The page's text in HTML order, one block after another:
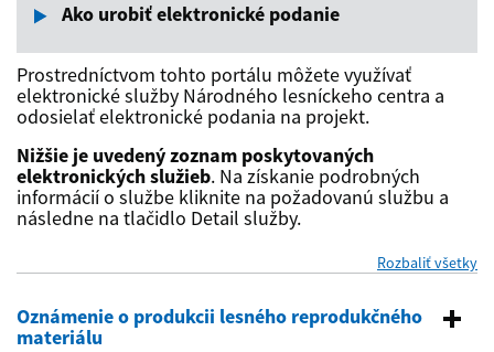
Prostredníctvom tohto portálu môžete využívať
elektronické služby Národného lesníckeho centra a
odosielať elektronické podania na projekt.
Nižšie je uvedený zoznam poskytovaných
elektronických služieb. Na získanie podrobných
informácií o službe kliknite na požadovanú službu a
následne na tlačidlo Detail služby.
Rozbaliť všetky
Oznámenie o produkcii lesného reprodukčného
materiálu
Ako urobiť elektronické podanie